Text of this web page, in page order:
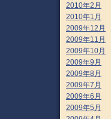
2010年2月
2010年1月
2009年12月
2009年11月
2009年10月
2009年9月
2009年8月
2009年7月
2009年6月
2009年5月